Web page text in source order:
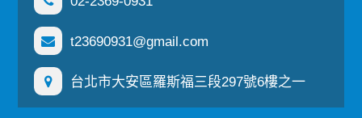
t23690931@gmail.com
台北市大安區羅斯福三段297號6樓之一